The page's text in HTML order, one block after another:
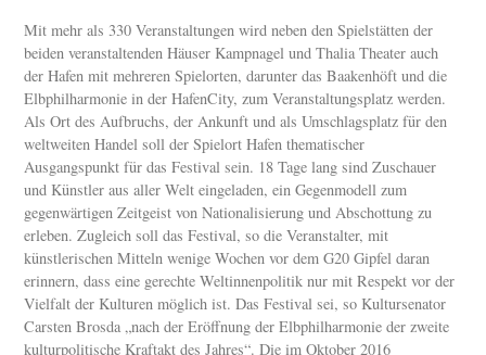
Mit mehr als 330 Veranstaltungen wird neben den Spielstätten der
beiden veranstaltenden Häuser Kampnagel und Thalia Theater auch
der Hafen mit mehreren Spielorten, darunter das Baakenhöft und die
Elbphilharmonie in der HafenCity, zum Veranstaltungsplatz werden.
Als Ort des Aufbruchs, der Ankunft und als Umschlagsplatz für den
weltweiten Handel soll der Spielort Hafen thematischer
Ausgangspunkt für das Festival sein. 18 Tage lang sind Zuschauer
und Künstler aus aller Welt eingeladen, ein Gegenmodell zum
gegenwärtigen Zeitgeist von Nationalisierung und Abschottung zu
erleben. Zugleich soll das Festival, so die Veranstalter, mit
künstlerischen Mitteln wenige Wochen vor dem G20 Gipfel daran
erinnern, dass eine gerechte Weltinnenpolitik nur mit Respekt vor der
Vielfalt der Kulturen möglich ist. Das Festival sei, so Kultursenator
Carsten Brosda „nach der Eröffnung der Elbphilharmonie der zweite
kulturpolitische Kraftakt des Jahres“. Die im Oktober 2016